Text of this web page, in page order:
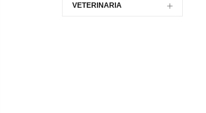
VETERINARIA